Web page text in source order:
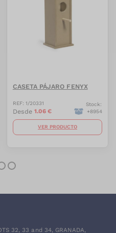
CASETA PÁJARO FENYX
REF: 1/20331
Desde 1.06 €
Stock:
+8954
VER PRODUCTO
32, 33 and 34, GRANADA,